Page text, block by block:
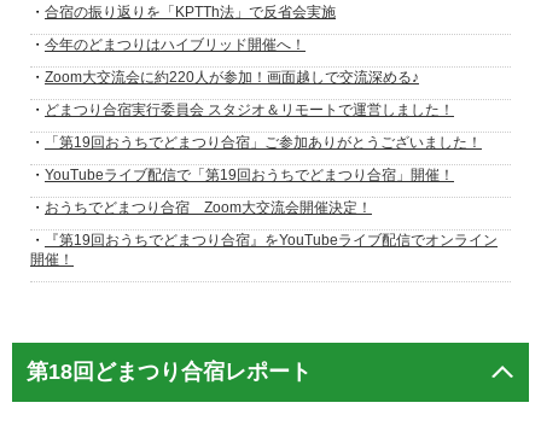
・ 合宿の振り返りを「KPTTh法」で反省会実施
・ 今年のどまつりはハイブリッド開催へ！
・ Zoom大交流会に約220人が参加！画面越しで交流深める♪
・ どまつり合宿実行委員会 スタジオ＆リモートで運営しました！
・
「第19回おうちでどまつり合宿」ご参加ありがとうございました！
・ YouTubeライブ配信で「第19回おうちでどまつり合宿」開催！
・ おうちでどまつり合宿 Zoom大交流会開催決定！
・
『第19回おうちでどまつり合宿』をYouTubeライブ配信でオンライン
開催！
第18回どまつり合宿レポート